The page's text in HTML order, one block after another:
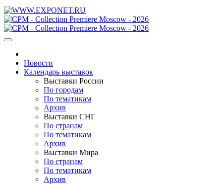
Новости
Календарь выставок
Выставки России
По городам
По тематикам
Архив
Выставки СНГ
По странам
По тематикам
Архив
Выставки Мира
По странам
По тематикам
Архив